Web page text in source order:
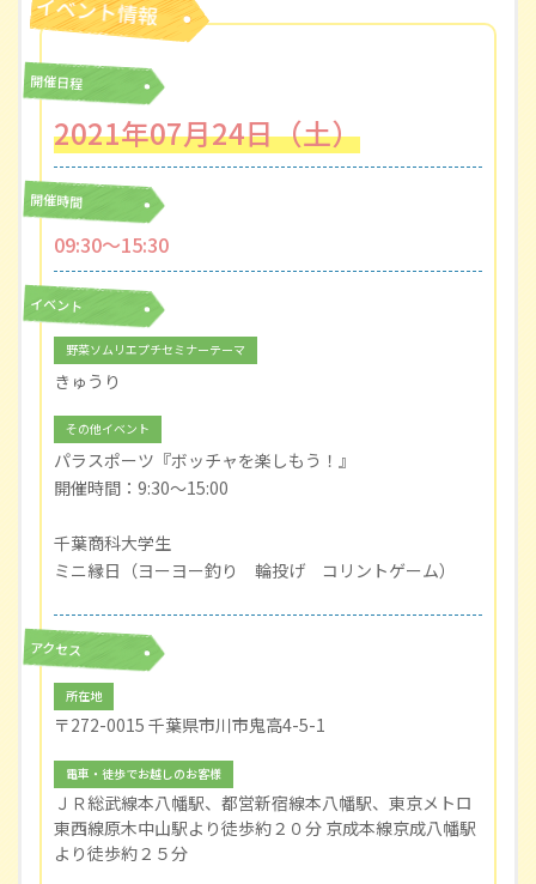
開催日程
2021年07月24日（土）
開催時間
09:30〜15:30
イベント
野菜ソムリエプチセミナーテーマ
きゅうり
その他イベント
パラスポーツ『ボッチャを楽しもう！』
開催時間：9:30～15:00
千葉商科大学生
ミニ縁日（ヨーヨー釣り 輪投げ コリントゲーム）
アクセス
所在地
〒272-0015 千葉県市川市鬼高4-5-1
電車・徒歩でお越しのお客様
ＪＲ総武線本八幡駅、都営新宿線本八幡駅、東京メトロ
東西線原木中山駅より徒歩約２０分 京成本線京成八幡駅
より徒歩約２５分